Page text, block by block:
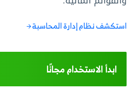
استكشف نظام إدارة المحاسبة
ابدأ الاستخدام مجانًا